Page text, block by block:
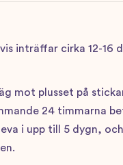
inträffar cirka 12-16
mot plusset på
24 timmarna
i upp till 5 dygn,